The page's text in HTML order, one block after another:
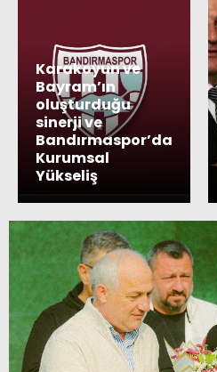
Karakoyun ve
Bayram’ın
oluşturduğu
sinerji ve
Bandırmaspor’da
Kurumsal
Yükseliş